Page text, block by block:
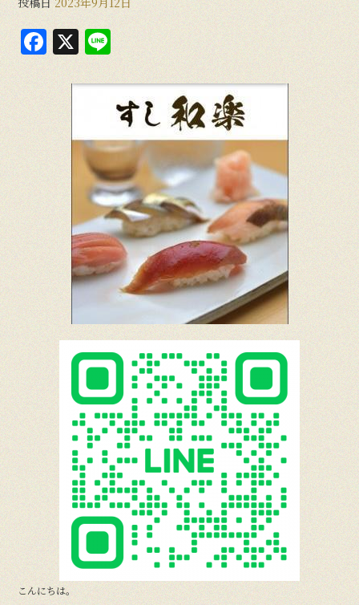
F
a
X
e
こんにちは。